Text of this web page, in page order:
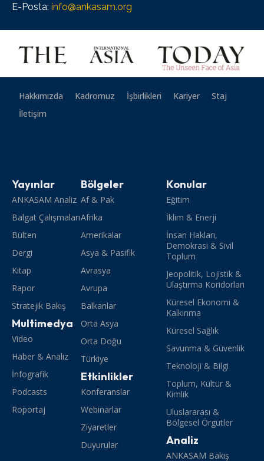
E-Posta: info@ankasam.org
Hakkımızda Kadromuz İşbirlikleri Kariyer
Staj
İletişim
Yayınlar
ANKASAM Analiz
Balgat Çalışmaları
Bülten
Dergi
Kitap
Rapor
Stratejik Bakış
Multimedya
Video
Haber & Analiz
İnfografik
Podcasts
Röportaj
Bölgeler
Af & Pak
Afrika
Amerikalar
Asya & Pasifik
Avrasya
Avrupa
Balkanlar
Orta Asya
Orta Doğu
Türkiye
Etkinlikler
Konferanslar
Webinarlar
Ziyaretler
Duyurular
Konular
Eğitim
İklim & Enerji
İnsan Hakları,
Demokrasi & Sivil
Toplum
Jeopolitik, Lojistik &
Ulaştırma Koridorları
Küresel Ekonomi &
Kalkınma
Küresel Sağlık
Savunma & Güvenlik
Teknoloji & Bilgi
Toplum, Kültür &
Kimlik
Uluslararası &
Bölgesel Örgütler
Analiz
ANKASAM Bakış